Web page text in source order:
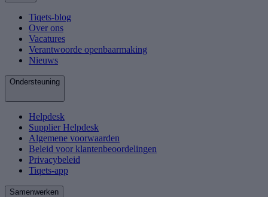
Tiqets-blog
Over ons
Vacatures
Verantwoorde openbaarmaking
Nieuws
Ondersteuning
Helpdesk
Supplier Helpdesk
Algemene voorwaarden
Beleid voor klantenbeoordelingen
Privacybeleid
Tiqets-app
Samenwerken